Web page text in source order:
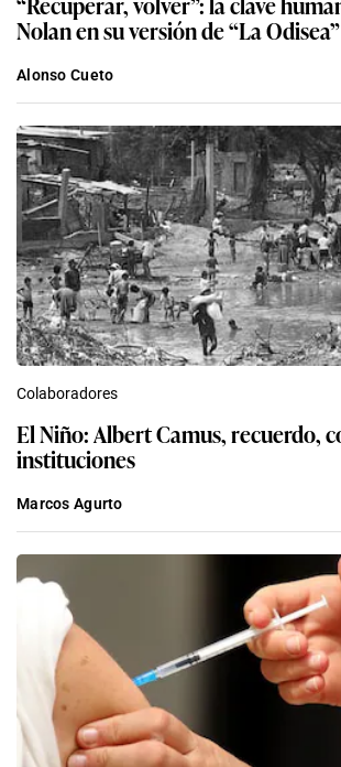
Nolan en su versión de “La Odisea”
Alonso Cueto
Colaboradores
El Niño: Albert Camus, recuerdo,
instituciones
Marcos Agurto